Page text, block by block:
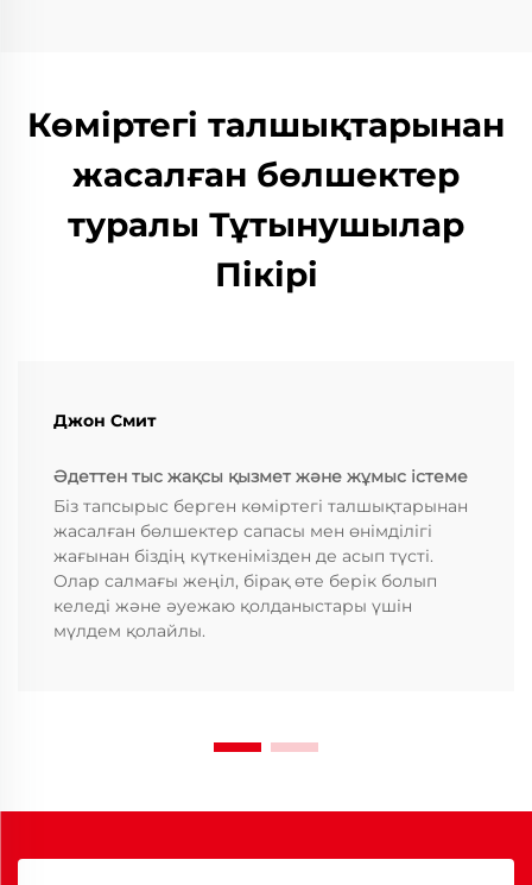
Көміртегі талшықтарынан
жасалған бөлшектер
туралы Тұтынушылар
Пікірі
Джон Смит
Әдеттен тыс жақсы қызмет және жұмыс істеме
Біз тапсырыс берген көміртегі талшықтарынан
жасалған бөлшектер сапасы мен өнімділігі
жағынан біздің күткенімізден де асып түсті.
Олар салмағы жеңіл, бірақ өте берік болып
келеді және әуежаю қолданыстары үшін
мүлдем қолайлы.